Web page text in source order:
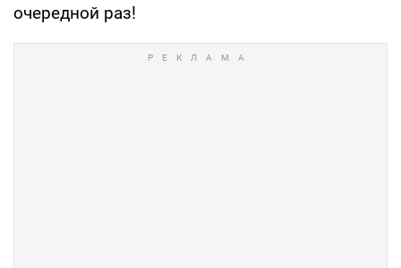
очередной раз!